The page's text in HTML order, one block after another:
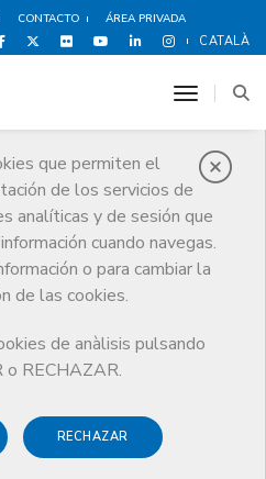
CONTACTO ÁREA PRIVADA
CATALÀ
que permiten el
de los servicios de
analíticas y de sesión que
cuando navegas.
o para cambiar la
de las cookies.
de anàlisis pulsando
RECHAZAR.
RECHAZAR
toggle
Inscripción actividad
MIR